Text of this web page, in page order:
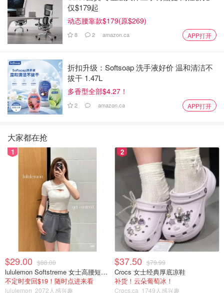
仅$179起
动态腰靠款$179(原$269)
8 2 amazon.ca APP打开
折扣升级：Softsoap 洗手液好价 温和清洁不
拔干 1.47L
多香型全部$4.27！
2 amazon.ca APP打开
大家都在抢
1
$29.00 $88.00
lululemon Softstreme 女士高腰短裤 10cm
不定时变回$19！随时点进来看
lululemon 2072人感兴趣
2
$37.50 $79.99
Crocs 女士经典厚底凉鞋
补货！云朵葡萄冰！
Crocs.ca 1749人感兴趣